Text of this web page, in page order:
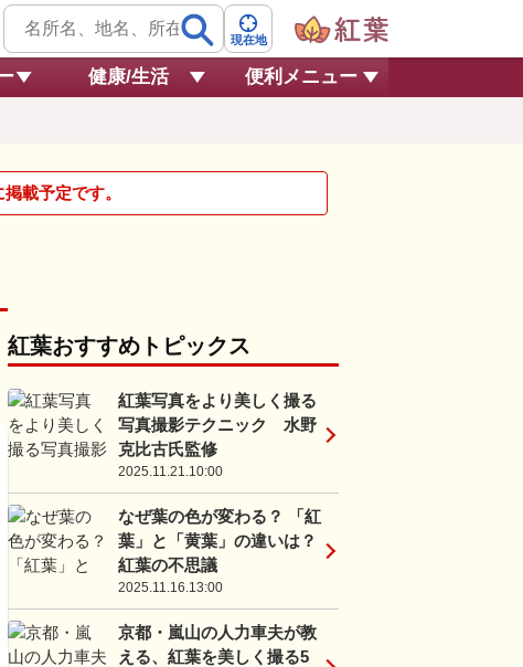
現在地
健康/生活 便利メニュー
載予定です。
紅葉おすすめトピックス
紅葉写真をより美しく撮る
写真撮影テクニック 水野
克比古氏監修
2025.11.21.10:00
なぜ葉の色が変わる？ 「紅
葉」と「黄葉」の違いは？
紅葉の不思議
2025.11.16.13:00
京都・嵐山の人力車夫が教
える、紅葉を美しく撮る5